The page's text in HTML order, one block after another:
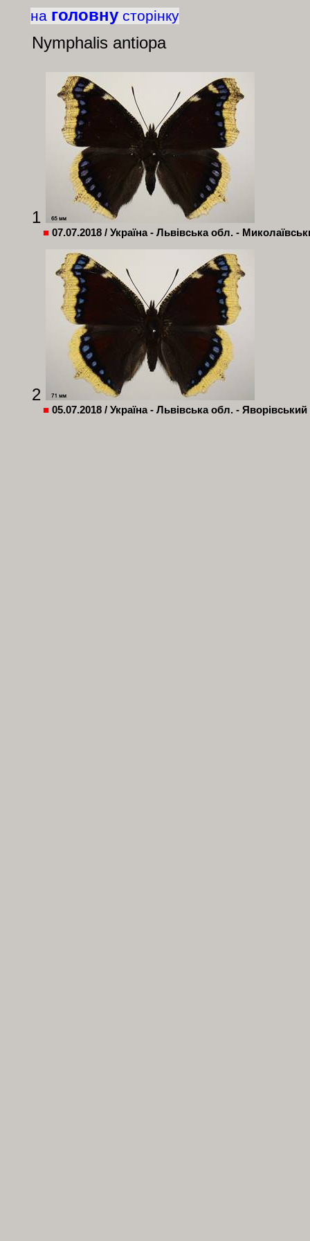
на головну сторінку
Nymphalis antiopa
1
■ 07.07.2018 / Україна - Львівська обл. -
2
■ 05.07.2018 / Україна - Львівська обл. -